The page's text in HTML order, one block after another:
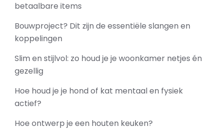
betaalbare items
Bouwproject? Dit zijn de essentiële slangen en
koppelingen
Slim en stijlvol: zo houd je je woonkamer netjes én
gezellig
Hoe houd je je hond of kat mentaal en fysiek
actief?
Hoe ontwerp je een houten keuken?